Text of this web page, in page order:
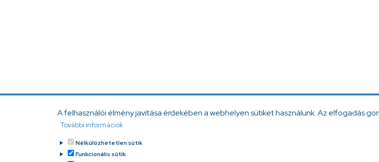
A felhasználói élmény javítása érdekében a webhelyen sütiket használunk. Az elfogadás
További információk
Nélkülözhetetlen sütik
Funkcionális sütik